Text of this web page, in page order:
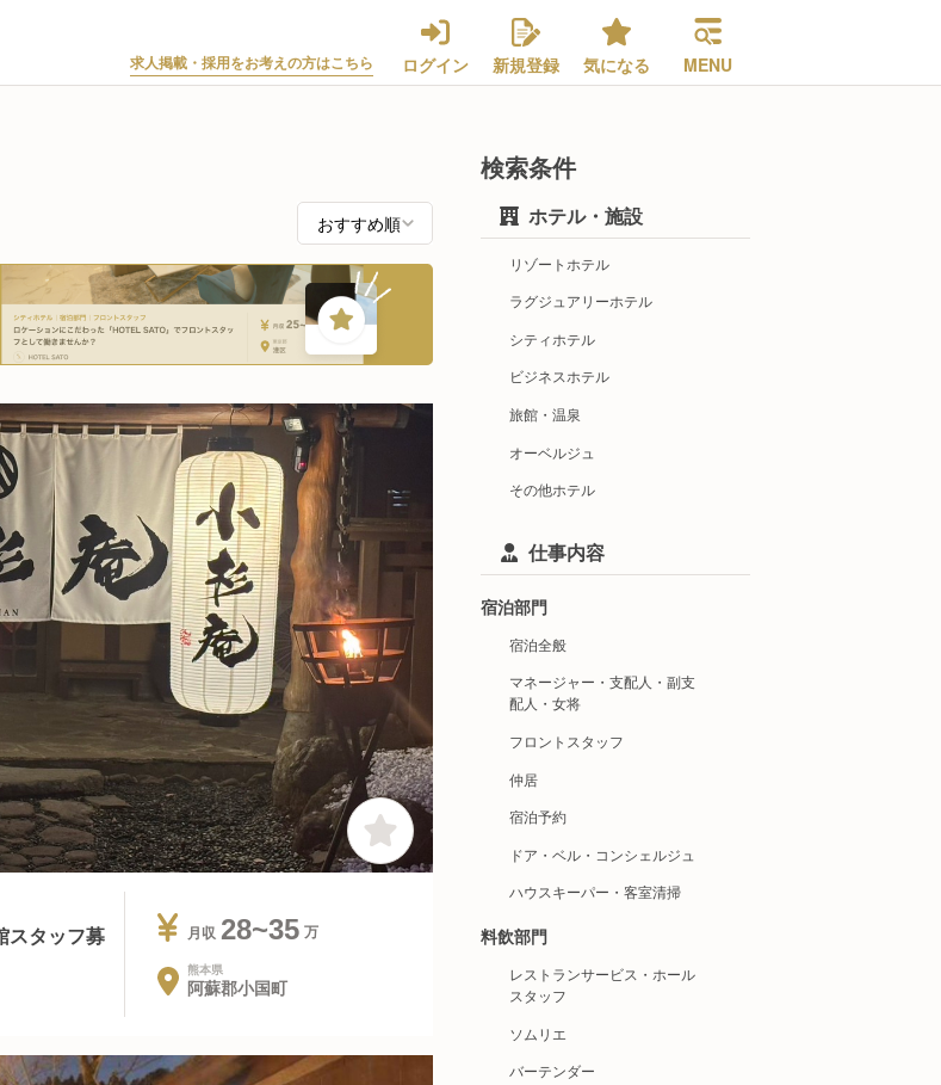
求人掲載・採用をお考えの方はこちら ログイン 新規登録 気になる MENU
スタッフ募
月収 28~35
熊本県
阿蘇郡小国町
検索条件
ホテル・施設
リゾートホテル
ラグジュアリーホテル
シティホテル
ビジネスホテル
旅館・温泉
オーベルジュ
その他ホテル
仕事内容
宿泊部門
宿泊全般
マネージャー・支配人・副支
配人・女将
フロントスタッフ
仲居
宿泊予約
ドア・ベル・コンシェルジュ
ハウスキーパー・客室清掃
料飲部門
レストランサービス・ホール
スタッフ
ソムリエ
バーテンダー